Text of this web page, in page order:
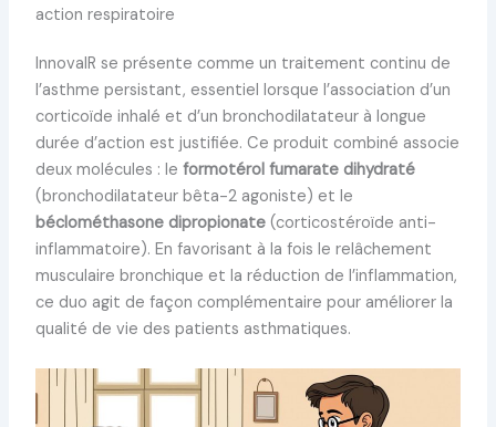
action respiratoire
InnovaIR se présente comme un traitement continu de
l’asthme persistant, essentiel lorsque l’association d’un
corticoïde inhalé et d’un bronchodilatateur à longue
durée d’action est justifiée. Ce produit combiné associe
deux molécules : le formotérol fumarate dihydraté
(bronchodilatateur bêta-2 agoniste) et le
béclométhasone dipropionate(corticostéroïde anti-
inflammatoire). En favorisant à la fois le relâchement
musculaire bronchique et la réduction de l’inflammation,
ce duo agit de façon complémentaire pour améliorer la
qualité de vie des patients asthmatiques.